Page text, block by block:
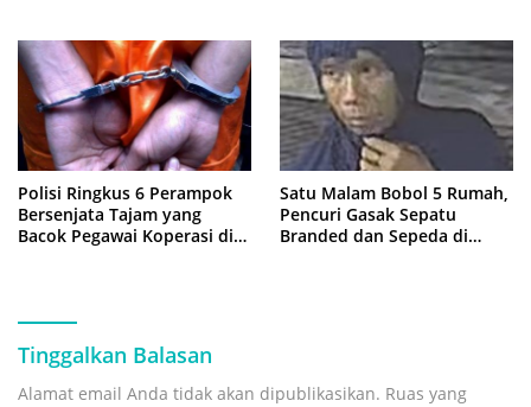
Polisi Ringkus 6 Perampok
Bersenjata Tajam yang
Bacok Pegawai Koperasi di
Satu Malam Bobol 5 Rumah,
Pencuri Gasak Sepatu
Branded dan Sepeda di
Tinggalkan Balasan
Alamat email Anda tidak akan dipublikasikan. Ruas yang